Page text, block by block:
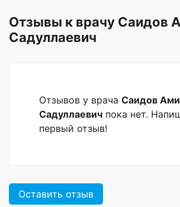
Отзывы к врачу Саидов
Садуллаевич
Отзывов у врача Саидов
Садуллаевич пока нет.
первый отзыв!
Оставить отзыв